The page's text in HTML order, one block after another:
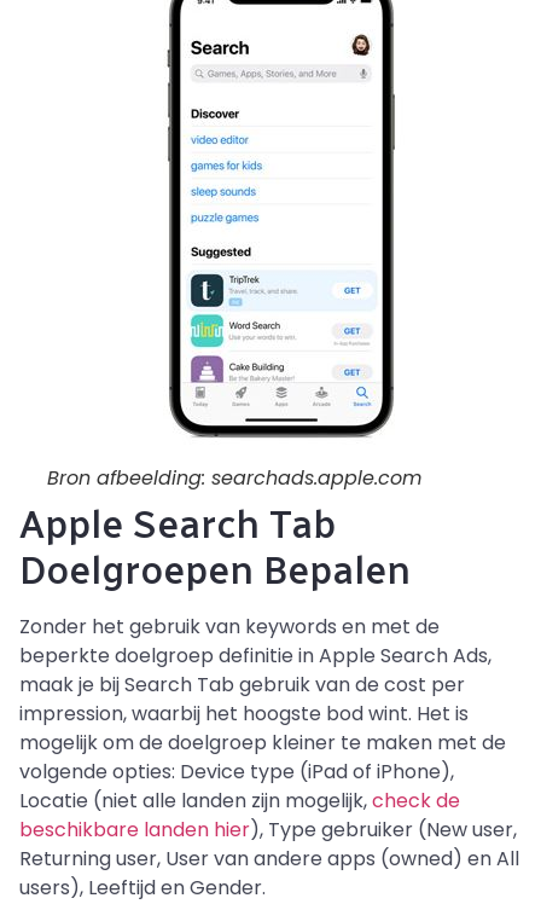
Bron afbeelding: searchads.apple.com
Apple Search Tab
Doelgroepen Bepalen
Zonder het gebruik van keywords en met de
beperkte doelgroep definitie in Apple Search Ads,
maak je bij Search Tab gebruik van de cost per
impression, waarbij het hoogste bod wint. Het is
mogelijk om de doelgroep kleiner te maken met de
volgende opties: Device type (iPad of iPhone),
Locatie (niet alle landen zijn mogelijk,check de
beschikbare landen hier), Type gebruiker (New user,
Returning user, User van andere apps (owned) en All
users), Leeftijd en Gender.